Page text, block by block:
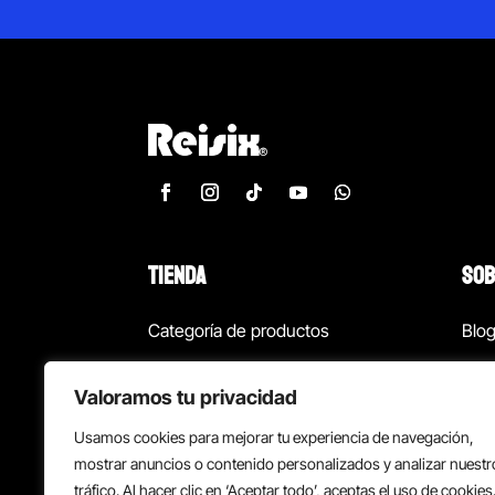
Valoramos tu privacidad
Usamos cookies para mejorar tu experiencia de navegación,
mostrar anuncios o contenido personalizados y analizar
tráfico. Al hacer clic en ‘Aceptar todo’, aceptas el uso de cookies.
TIENDA
Categoría de productos
¡Las mejores ofertas!
Back to school
Blog